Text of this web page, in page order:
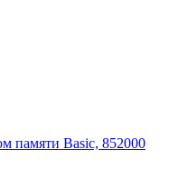
памяти Basic, 852000